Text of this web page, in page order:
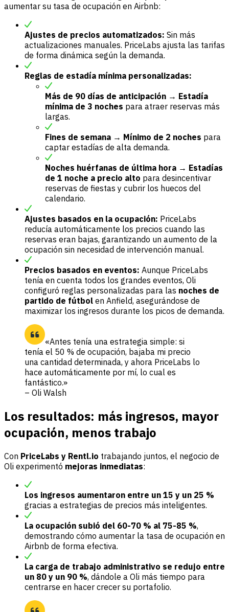
aumentar su tasa de ocupación en Airbnb:
Ajustes de precios automatizados: Sin más
actualizaciones manuales. PriceLabs ajusta las tarifas
de forma dinámica según la demanda.
Reglas de estadía mínima personalizadas:
Más de 90 días de anticipación → Estadía
mínima de 3 noches para atraer reservas más
largas.
Fines de semana → Mínimo de 2 noches para
captar estadías de alta demanda.
Noches huérfanas de última hora → Estadías
de 1 noche a precio alto para desincentivar
reservas de fiestas y cubrir los huecos del
calendario.
Ajustes basados en la ocupación: PriceLabs
reducía automáticamente los precios cuando las
reservas eran bajas, garantizando un aumento de la
ocupación sin necesidad de intervención manual.
Precios basados en eventos: Aunque PriceLabs
tenía en cuenta todos los grandes eventos, Oli
configuró reglas personalizadas para las noches de
partido de fútbol en Anfield, asegurándose de
maximizar los ingresos durante los picos de demanda.
«Antes tenía una estrategia simple: si
tenía el 50 % de ocupación, bajaba mi precio
una cantidad determinada, y ahora PriceLabs lo
hace automáticamente por mí, lo cual es
fantástico.»
– Oli Walsh
Los resultados: más ingresos, mayor
ocupación, menos trabajo
Con PriceLabs y Rentl.io trabajando juntos, el negocio de
Oli experimentó mejoras inmediatas:
Los ingresos aumentaron entre un 15 y un 25 %
gracias a estrategias de precios más inteligentes.
La ocupación subió del 60-70 % al 75-85 %,
demostrando cómo aumentar la tasa de ocupación en
Airbnb de forma efectiva.
La carga de trabajo administrativo se redujo entre
un 80 y un 90 %, dándole a Oli más tiempo para
centrarse en hacer crecer su portafolio.